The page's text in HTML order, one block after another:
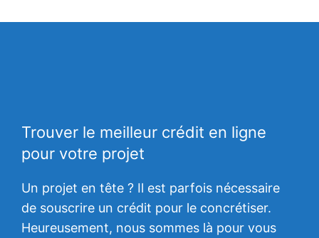
Trouver le meilleur crédit en ligne
pour votre projet
Un projet en tête ? Il est parfois nécessaire
de souscrire un crédit pour le concrétiser.
Heureusement, nous sommes là pour vous